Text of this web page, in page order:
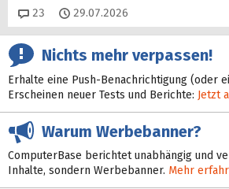
23 Kommentare
29.07.2026
Nichts mehr verpassen!
Erhalte eine Push-Benachrichtigung (oder
Erscheinen neuer Tests und Berichte: Jetzt
Warum Werbebanner?
ComputerBase berichtet unabhängig und
Inhalte, sondern Werbebanner. Mehr